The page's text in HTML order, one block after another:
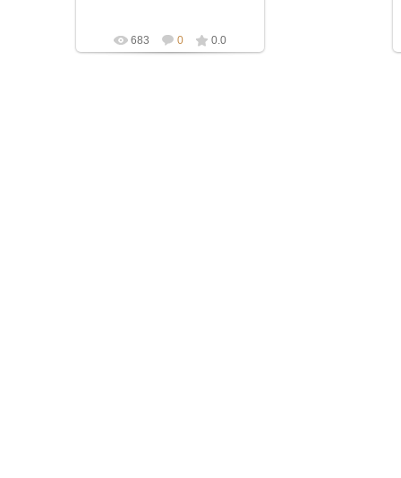
683 0 0.0